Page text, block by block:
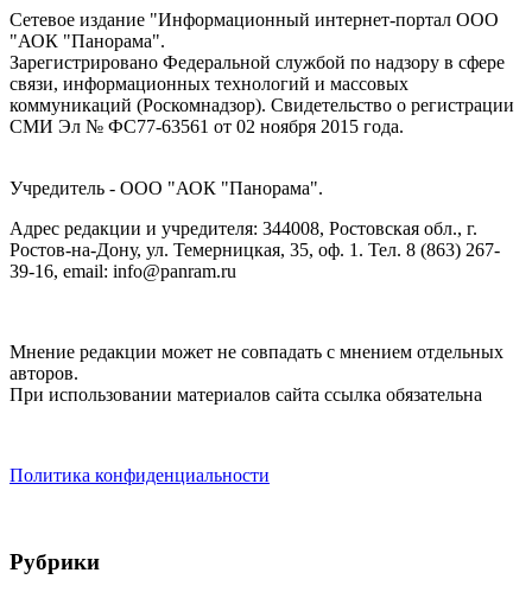
Сетевое издание "Информационный интернет-портал ООО
"АОК "Панорама".
Зарегистрировано Федеральной службой по надзору в сфере
связи, информационных технологий и массовых
коммуникаций (Роскомнадзор). Cвидетельство о регистрации
СМИ Эл № ФС77-63561 от 02 ноября 2015 года.
Учредитель - ООО "АОК "Панорама".
Адрес редакции и учредителя: 344008, Ростовская обл., г.
Ростов-на-Дону, ул. Темерницкая, 35, оф. 1. Тел. 8 (863) 267-
39-16, email: info@panram.ru
Мнение редакции может не совпадать с мнением отдельных
авторов.
При использовании материалов сайта ссылка обязательна
Политика конфиденциальности
Рубрики